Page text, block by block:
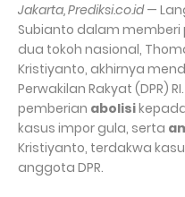
Jakarta, Prediksi.co.id—
Subianto dalam
dua tokoh nasional,
Kristiyanto, akhirnya
Perwakilan Rakyat (DPR)
pemberian abolisi
kasus impor gula, serta
Kristiyanto, terdakwa
anggota DPR.